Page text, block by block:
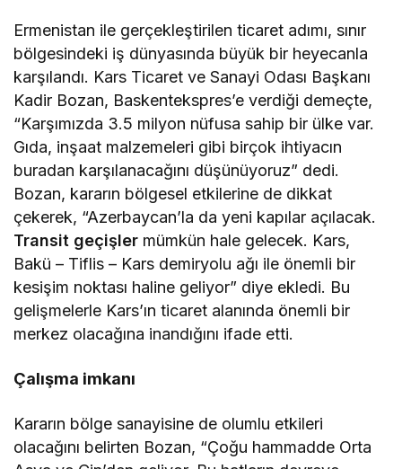
Ermenistan ile gerçekleştirilen ticaret adımı, sınır
bölgesindeki iş dünyasında büyük bir heyecanla
karşılandı. Kars Ticaret ve Sanayi Odası Başkanı
Kadir Bozan, Baskentekspres’e verdiği demeçte,
“Karşımızda 3.5 milyon nüfusa sahip bir ülke var.
Gıda, inşaat malzemeleri gibi birçok ihtiyacın
buradan karşılanacağını düşünüyoruz” dedi.
Bozan, kararın bölgesel etkilerine de dikkat
çekerek, “Azerbaycan’la da yeni kapılar açılacak.
Transit geçişler mümkün hale gelecek. Kars,
Bakü – Tiflis – Kars demiryolu ağı ile önemli bir
kesişim noktası haline geliyor” diye ekledi. Bu
gelişmelerle Kars’ın ticaret alanında önemli bir
merkez olacağına inandığını ifade etti.
Çalışma imkanı
Kararın bölge sanayisine de olumlu etkileri
olacağını belirten Bozan, “Çoğu hammadde Orta